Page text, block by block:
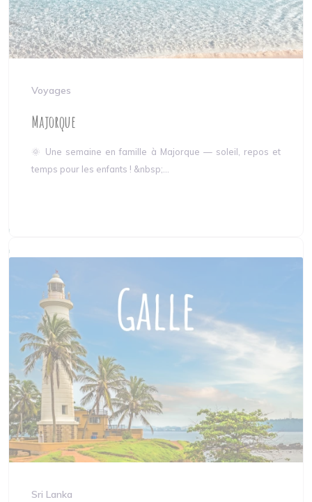
Voyages
Majorque
🌞 Une semaine en famille à Majorque — soleil, repos et
temps pour les enfants ! &nbsp;...
Sri Lanka